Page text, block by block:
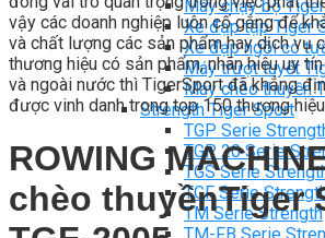
Máy chạy bộ
Xe đạp tập Tiger
Xe đạp ngồi có
Máy trượt tuyết
Máy chèo thuyền
Strength Tiger Sport
TGP Serie
TGP 20 Serie
TGS Serie
TGF Serie
TM Serie Strength
vậy các doanh nghiệp luôn cố gắng để
và chất lượng các sản phẩm hay dịch vụ
thương hiệu có sản phẩm, nhãn hiệu uy
và ngoài nước thì TigerSport đã khẳng
được vinh danh trong top 150 thương
ROWING
chèo thuyềnTiger